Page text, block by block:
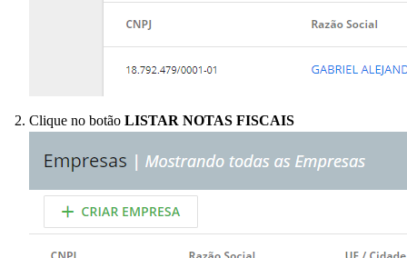
Clique no botão LISTAR NOTAS FISCAIS